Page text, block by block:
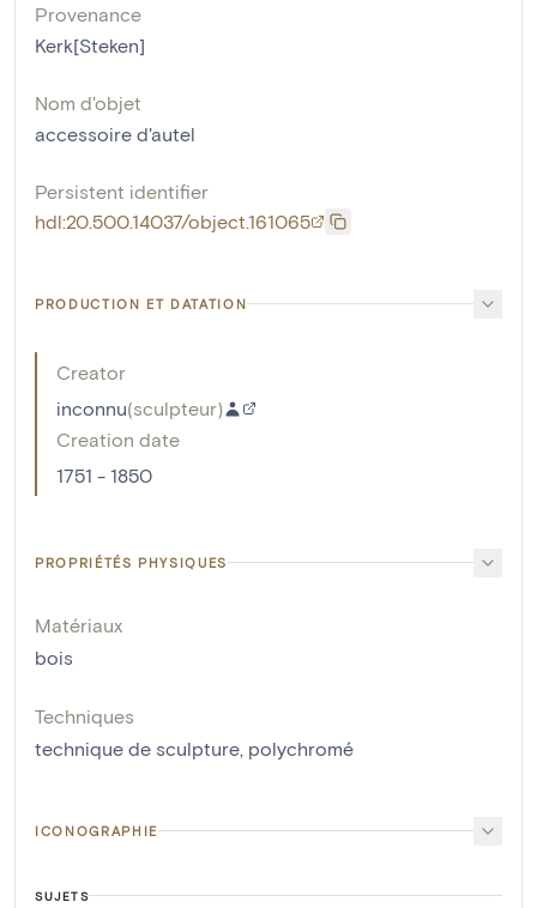
Provenance
Kerk[Steken]
Nom d'objet
accessoire d'autel
Persistent identifier
hdl:20.500.14037/object.161065
PRODUCTION ET DATATION
Creator
inconnu(sculpteur)
Creation date
1751 - 1850
PROPRIÉTÉS PHYSIQUES
Matériaux
bois
Techniques
technique de sculpture polychromé
ICONOGRAPHIE
SUJETS